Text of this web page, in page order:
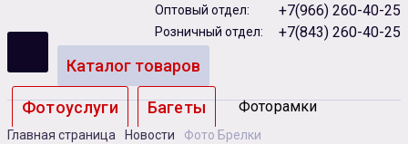
Оптовый отдел: +7(966) 260-40-25
Розничный отдел: +7(843) 260-40-25
Каталог товаров
Фотоуслуги Багеты Фоторамки
Главная страница Новости Фото Брелки